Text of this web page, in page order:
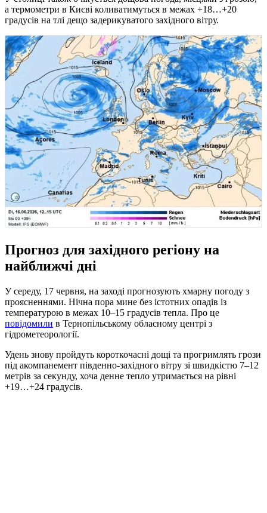
а термометри в Києві коливатимуться в межах +18…+20
градусів на тлі дещо задерикуватого західного вітру.
Прогноз для західного регіону на
найближчі дні
У середу, 17 червня, на заході прогнозують хмарну погоду з
проясненнями. Нічна пора мине без істотних опадів із
температурою в межах 10–15 градусів тепла. Про це
повідомили в Тернопільському обласному центрі з
гідрометеорології.
Удень знову пройдуть короткочасні дощі та прогримлять грози
під акомпанемент південно-західного вітру зі швидкістю 7–12
метрів за секунду, хоча денне тепло утримається на рівні
+19…+24 градусів.